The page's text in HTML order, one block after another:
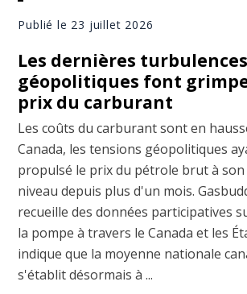
Publié le 23 juillet 2026
Les dernières turbulences
géopolitiques font
prix du carburant
Les coûts du carburant sont en
Canada, les tensions géopolitiques
propulsé le prix du pétrole brut à
niveau depuis plus d'un mois.
recueille des données participatives
la pompe à travers le Canada et les
indique que la moyenne nationale
s'établit désormais à ...